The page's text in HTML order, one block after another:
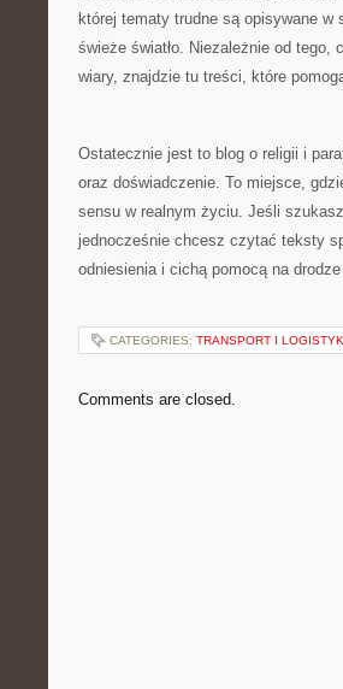
której tematy trudne są opisywane
świeże światło. Niezależnie od
wiary, znajdzie tu treści, które
Ostatecznie jest to blog o religii i
oraz doświadczenie. To miejsce,
sensu w realnym życiu. Jeśli
jednocześnie chcesz czytać teksty
odniesienia i cichą pomocą na
CATEGORIES: TRANSPORT I
Comments are closed.